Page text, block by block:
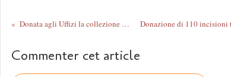
Donata agli Uffizi la collezione di Carlo del Bravo. La collection Carlo del Bravo offerte aux Offices - Florence
Commenter cet article